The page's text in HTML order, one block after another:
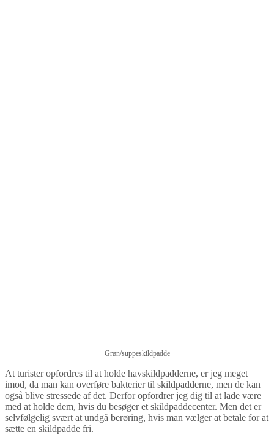
Grøn/suppeskildpadde
At turister opfordres til at holde havskildpadderne, er jeg meget
imod, da man kan overføre bakterier til skildpadderne, men de kan
også blive stressede af det. Derfor opfordrer jeg dig til at lade være
med at holde dem, hvis du besøger et skildpaddecenter. Men det er
selvfølgelig svært at undgå berøring, hvis man vælger at betale for at
sætte en skildpadde fri.